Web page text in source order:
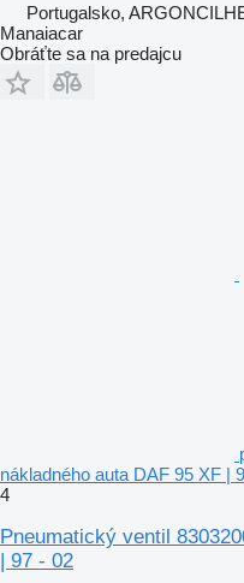
Portugalsko,
Manaiacar
Obráťte sa na predajcu
nákladného auta DAF 95 XF |
4
Pneumatický ventil
| 97 - 02